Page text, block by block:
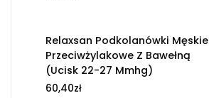
Relaxsan Podkolanówki Męskie
Przeciwżylakowe Z Bawełną
(Ucisk 22-27 Mmhg)
60,40zł